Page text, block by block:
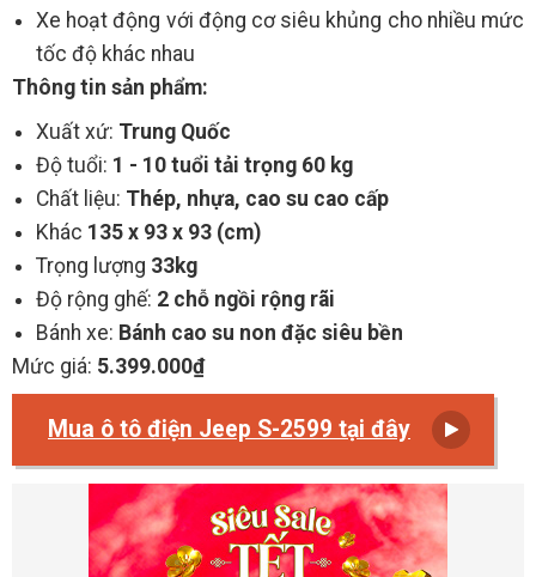
Xe hoạt động với động cơ siêu khủng cho nhiều mức
tốc độ khác nhau
Thông tin sản phẩm:
Xuất xứ: Trung Quốc
Độ tuổi: 1 - 10 tuổi tải trọng 60 kg
Chất liệu: Thép, nhựa, cao su cao cấp
Khác 135 x 93 x 93 (cm)
Trọng lượng 33kg
Độ rộng ghế: 2 chỗ ngồi rộng rãi
Bánh xe: Bánh cao su non đặc siêu bền
Mức giá: 5.399.000₫
Mua ô tô điện Jeep S-2599 tại đây